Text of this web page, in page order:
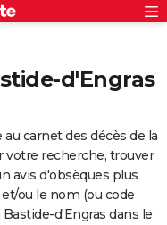
d'Engras
carnet des décès de la
votre recherche, trouver
avis d'obsèques plus
ou le nom (ou code
d'Engras dans le